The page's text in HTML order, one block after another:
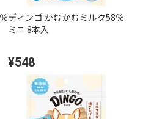
ディンゴ かむかむミルク58％
ミニ 8本入
¥548